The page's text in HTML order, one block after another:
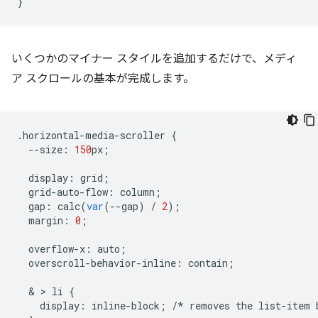
いくつかのマイナー スタイルを追加するだけで、メディ
ア スクロールの基本が完成します。
.horizontal-media-scroller {
--size : 150px ;
display : grid ;
grid-auto-flow : column ;
gap : calc(var(--gap) / 2);
margin : 0 ;
overflow-x : auto ;
overscroll-behavior-inline : contain ;
  & >
li {
display : inline-block ; /* removes the list-item